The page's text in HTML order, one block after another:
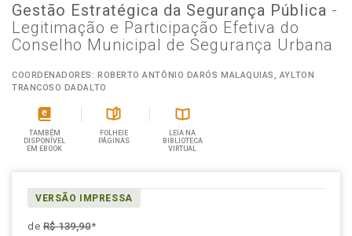
Gestão Estratégica da Segurança Pública -
Legitimação e Participação Efetiva do
Conselho Municipal de Segurança Urbana
COORDENADORES: ROBERTO ANTÔNIO DARÓS MALAQUIAS, AYLTON
TRANCOSO DADALTO
TAMBÉM
DISPONÍVEL
EM EBOOK
FOLHEIE
PÁGINAS
LEIA NA
BIBLIOTECA
VIRTUAL
VERSÃO IMPRESSA
deR$ 139,90*